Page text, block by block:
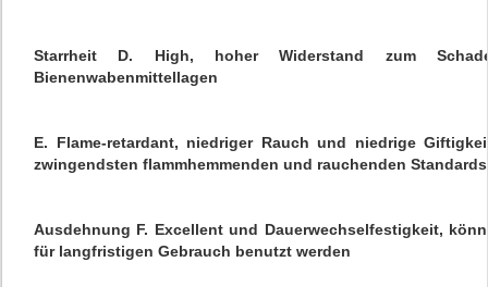
Starrheit D. High, hoher Widerstand zum
Bienenwabenmittellagen
E. Flame-retardant, niedriger Rauch und niedrige
zwingendsten flammhemmenden und rauchenden
Ausdehnung F. Excellent und Dauerwechselfestigkeit,
für langfristigen Gebrauch benutzt werden